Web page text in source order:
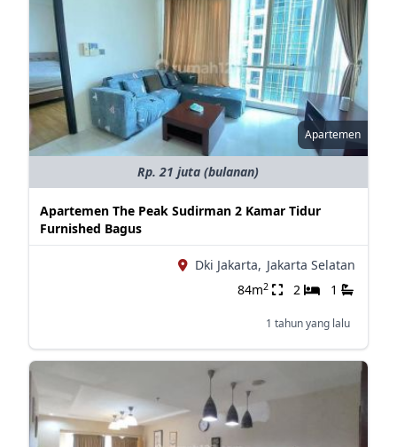
Apartemen
Rp. 21 juta (bulanan)
Apartemen The Peak Sudirman 2 Kamar Tidur
Furnished Bagus
Dki Jakarta, Jakarta Selatan
84m2 2 1
1 tahun yang lalu